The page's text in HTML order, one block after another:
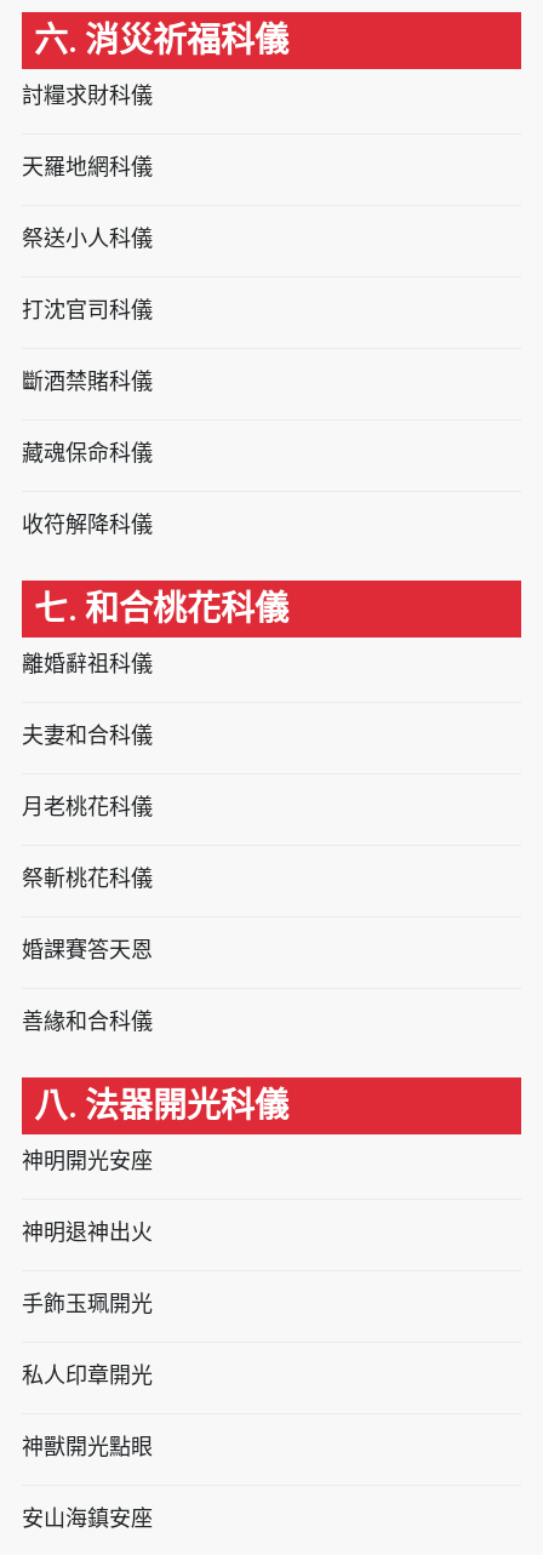
六. 消災祈福科儀
討糧求財科儀
天羅地網科儀
祭送小人科儀
打沈官司科儀
斷酒禁賭科儀
藏魂保命科儀
收符解降科儀
七. 和合桃花科儀
離婚辭祖科儀
夫妻和合科儀
月老桃花科儀
祭斬桃花科儀
婚課賽答天恩
善緣和合科儀
八. 法器開光科儀
神明開光安座
神明退神出火
手飾玉珮開光
私人印章開光
神獸開光點眼
安山海鎮安座